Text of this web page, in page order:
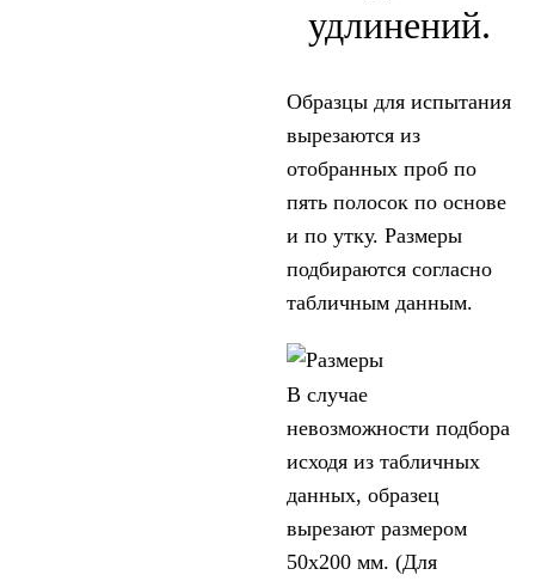
удлинений.
Образцы для испытания
вырезаются из
отобранных проб по
пять полосок по основе
и по утку. Размеры
подбираются согласно
табличным данным.
В случае
невозможности подбора
исходя из табличных
данных, образец
вырезают размером
50х200 мм. (Для